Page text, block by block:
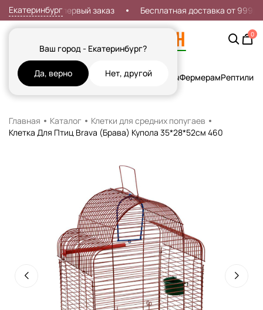
Екатеринбург
Ваш город - Екатеринбург?
Да, верно Нет, другой
Скидка 7% на первый заказ Бесплатная доставка от 999р
0
Кошки СобакиРыбы Грызуны и Хорьки ПтицыФермерамРептилии
Главная Каталог
Клетки для средних попугаев
Клетка Для Птиц Brava (Брава) Купола 35*28*52см 460